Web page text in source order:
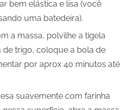
bem elástica e lisa (você
uma batedeira).
a massa, polvilhe a tigela
trigo, coloque a bola de
por aprox 40 minutos até
suavemente com farinha